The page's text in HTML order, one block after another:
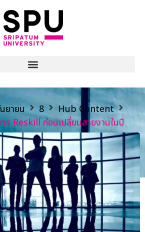
ยายน 8
Hub Content
ร Reskill ก่อนเปลี่ยนสายงานในปี